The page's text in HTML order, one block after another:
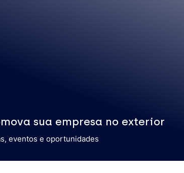
sua empresa no exterior
eventos e oportunidades